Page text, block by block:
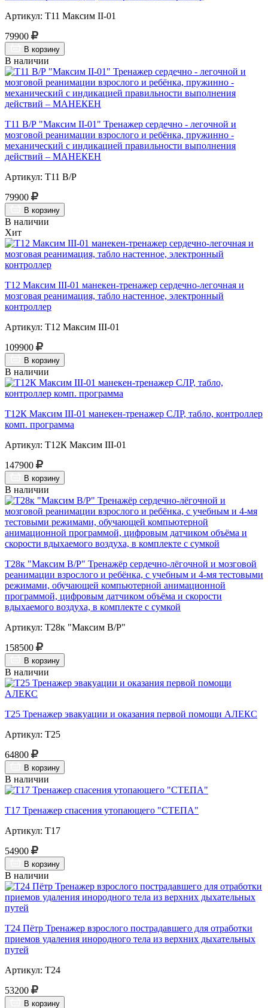
Артикул: Т11 Максим II-01
79900
В корзину
В наличии
Т11 В/Р "Максим II-01" Тренажер сердечно - легочной и
мозговой реанимации взрослого и ребёнка, пружинно -
механический с индикацией правильности выполнения
действий – МАНЕКЕН
Артикул: Т11 В/Р
79900
В корзину
В наличии
Хит
Т12 Максим III-01 манекен-тренажер сердечно-легочная и
мозговая реанимация, табло настенное, электронный
контроллер
Артикул: Т12 Максим III-01
109900
В корзину
В наличии
Т12К Максим III-01 манекен-тренажер СЛР, табло, контроллер
комп. программа
Артикул: Т12К Максим III-01
147900
В корзину
В наличии
Т28к "Максим В/Р" Тренажёр сердечно-лёгочной и мозговой
реанимации взрослого и ребёнка, с учебным и 4-мя тестовыми
режимами, обучающей компьютерной анимационной
программой, цифровым датчиком объёма и скорости
вдыхаемого воздуха, в комплекте с сумкой
Артикул: Т28к "Максим В/Р"
158500
В корзину
В наличии
Т25 Тренажер эвакуации и оказания первой помощи АЛЕКС
Артикул: Т25
64800
В корзину
В наличии
Т17 Тренажер спасения утопающего "СТЕПА"
Артикул: Т17
54900
В корзину
В наличии
Т24 Пётр Тренажер взрослого пострадавшего для отработки
приемов удаления инородного тела из верхних дыхательных
путей
Артикул: Т24
53200
В корзину